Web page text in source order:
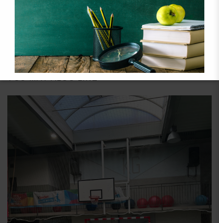
Rozgrywki Igrzysk Dzieci w siatkówce chłopców
Boże Narodzenie
Szopki Bożonarodzeniowe